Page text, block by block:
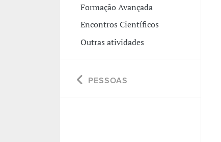
Formação Avançada
Encontros Científicos
Outras atividades
PESSOAS